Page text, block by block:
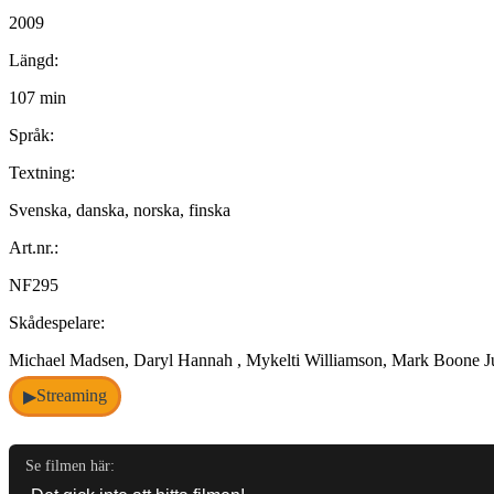
2009
Längd:
107 min
Språk:
Textning:
Svenska, danska, norska, finska
Art.nr.:
NF295
Skådespelare:
Michael Madsen, Daryl Hannah , Mykelti Williamson, Mark Boone
▶Streaming
Se filmen här: